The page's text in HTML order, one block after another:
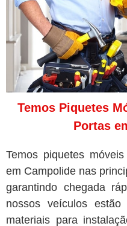
Temos Piquetes
Portas
Temos piquetes
em Campolide nas
garantindo chegada
nossos veículos estão
materiais para